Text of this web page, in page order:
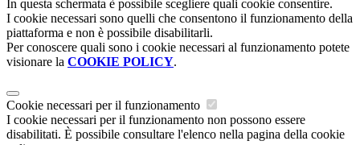
In questa schermata è possibile scegliere quali cookie consentire.
I cookie necessari sono quelli che consentono il funzionamento della
piattaforma e non è possibile disabilitarli.
Per conoscere quali sono i cookie necessari al funzionamento potete
visionare la COOKIE POLICY.
Cookie necessari per il funzionamento
I cookie necessari per il funzionamento non possono essere
disabilitati. È possibile consultare l'elenco nella pagina della cookie